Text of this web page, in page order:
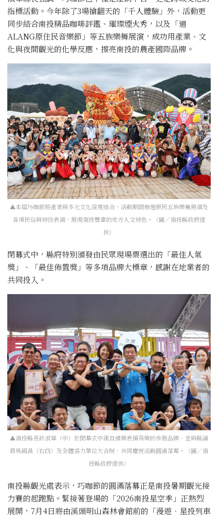
指標活動。今年除了3場搶翻天的「千人體驗」外，活動更
同步結合南投精品咖啡評鑑、璀璨煙火秀，以及「迴
ALANG原住民音樂節」等五族樂舞展演，成功用產業、文
化與夜間觀光的化學反應，擦亮南投的農產國際品牌。
▲本屆巧咖節將產業與多元文化深度結合，活動期間辦理原民五族樂舞展演及
各項民俗與特技表演，展現南投豐富的地方人文特色。（圖／南投縣政府提
供）
閉幕式中，縣府特別頒發由民眾現場票選出的「最佳人氣
獎」、「最佳佈置獎」等多項品牌大標章，感謝在地業者的
共同投入。
▲南投縣長許淑華（中）於閉幕式中親自頒獎表揚得獎的參展品牌，並與縣議
員吳國昌（右四）及全體協力單位大合照，共同慶祝活動圓滿落幕。（圖／南
投縣政府提供）
南投縣觀光處表示，巧咖節的圓滿落幕正是南投暑期觀光接
力賽的起跑點。緊接著登場的「2026南投星空季」正熱烈
展開，7月4日將由溪頭明山森林會館前的「漫遊．星投列車